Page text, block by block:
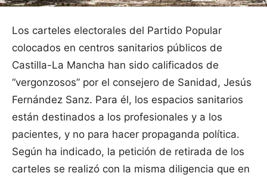
Los carteles electorales del Partido Popular
colocados en centros sanitarios públicos de
Castilla-La Mancha han sido calificados de
“vergonzosos” por el consejero de Sanidad, Jesús
Fernández Sanz. Para él, los espacios sanitarios
están destinados a los profesionales y a los
pacientes, y no para hacer propaganda política.
Según ha indicado, la petición de retirada de los
carteles se realizó con la misma diligencia que en